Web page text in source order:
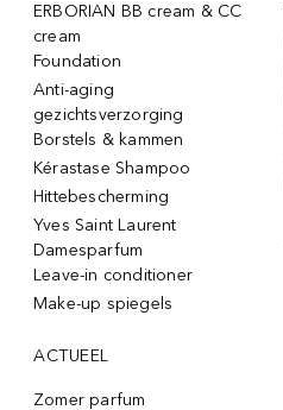
ERBORIAN BB cream & CC
cream
Foundation
Anti-aging
gezichtsverzorging
Borstels & kammen
Kérastase Shampoo
Hittebescherming
Yves Saint Laurent
Damesparfum
Leave-in conditioner
Make-up spiegels
ACTUEEL
Zomer parfum